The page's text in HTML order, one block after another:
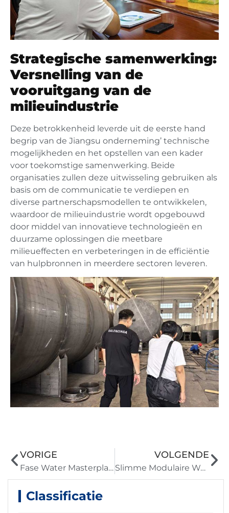
Strategische samenwerking:
Versnelling van de
vooruitgang van de
milieuindustrie
Deze betrokkenheid leverde uit de eerste hand
begrip van de Jiangsu onderneming’ technische
mogelijkheden en het opstellen van een kader
voor toekomstige samenwerking. Beide
organisaties zullen deze uitwisseling gebruiken als
basis om de communicatie te verdiepen en
diverse partnerschapsmodellen te ontwikkelen,
waardoor de milieuindustrie wordt opgebouwd
door middel van innovatieve technologieën en
duurzame oplossingen die meetbare
milieueffecten en verbeteringen in de efficiëntie
van hulpbronnen in meerdere sectoren leveren.
VORIGE
Fase Water Masterplan: Batam Island’ s 56.000 m³/dag Schaalbare UF-RO-installatie vermijdt overschot van $20M
VOLGENDE
Slimme Modulaire Waterinstallatie Review in Jiangmen | Prestaties & Optimalisatieinzichten
Classificatie